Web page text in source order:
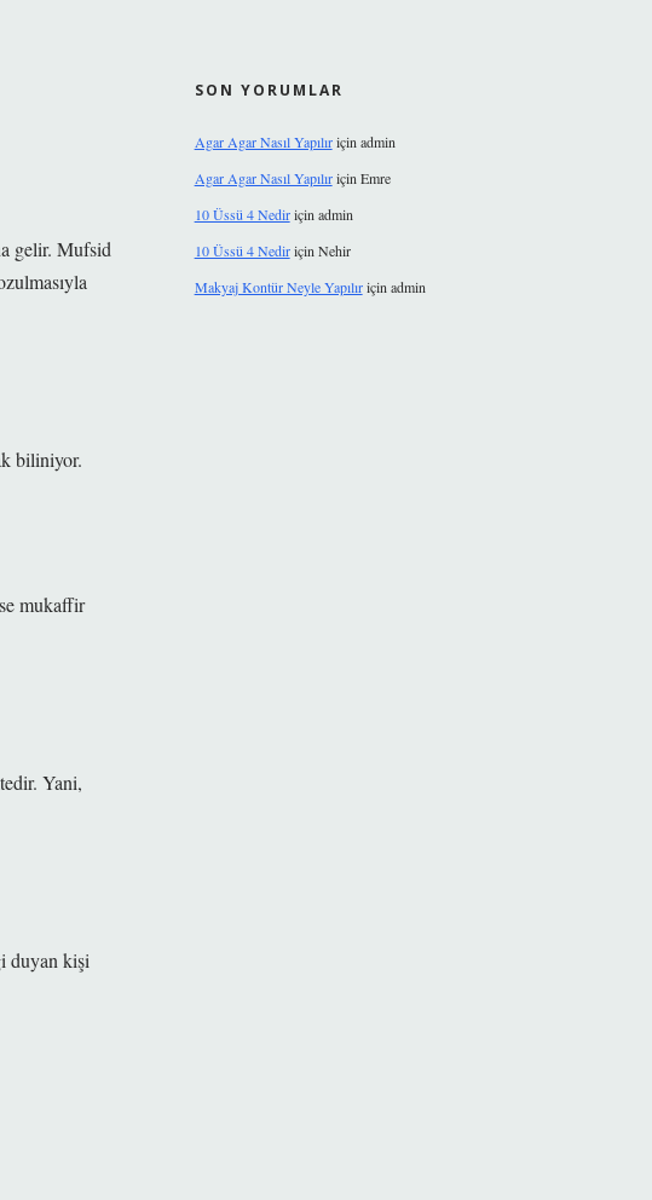
gelir. Mufsid
biliniyor.
Yani,
duyan kişi
SON YORUMLAR
Agar Agar Nasıl Yapılıriçin admin
Agar Agar Nasıl Yapılıriçin Emre
10 Üssü 4 Nediriçin admin
10 Üssü 4 Nediriçin Nehir
Makyaj Kontür Neyle Yapılıriçin admin